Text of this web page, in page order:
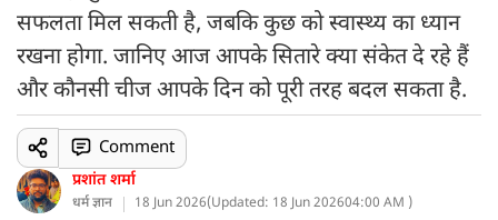
सफलता मिल सकती है, जबकि कुछ को स्वास्थ्य का ध्यान
रखना होगा. जानिए आज आपके सितारे क्या संकेत दे रहे हैं
और कौनसी चीज आपके दिन को पूरी तरह बदल सकता है.
प्रशांत शर्मा
धर्म ज्ञान 18 Jun 2026(Updated: 18 Jun 202604:00 AM )
Comment